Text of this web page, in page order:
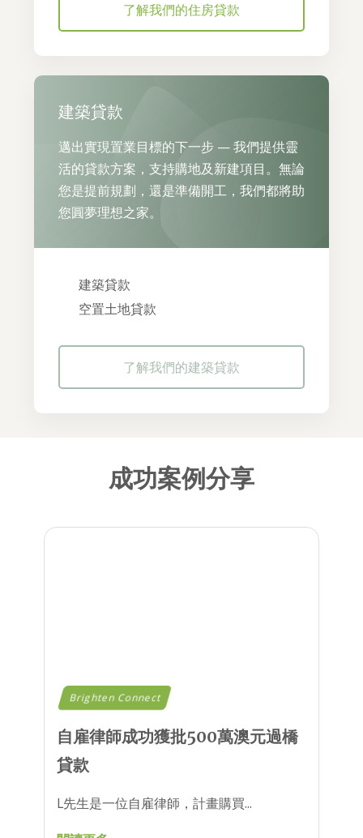
了解我們的住房貸款
建築貸款
邁出實現置業目標的下一步 — 我們提供靈
活的貸款方案，支持購地及新建項目。無論
您是提前規劃，還是準備開工，我們都將助
您圓夢理想之家。
建築貸款
空置土地貸款
了解我們的建築貸款
成功案例分享
Brighten Connect
自雇律師成功獲批500萬澳元過橋
貸款
L先生是一位自雇律師，計畫購買...